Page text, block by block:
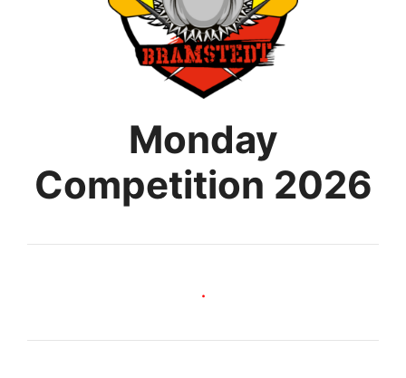
Monday
Competition 2026
.